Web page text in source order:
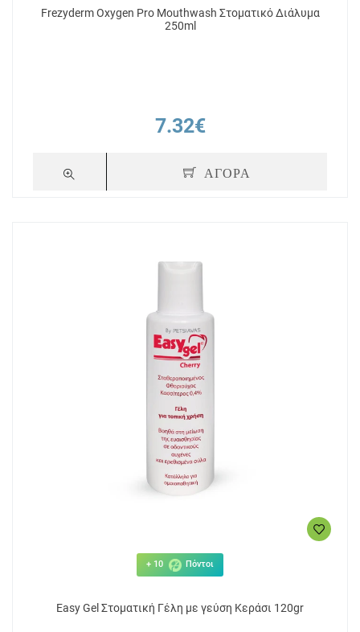
Frezyderm Oxygen Pro Mouthwash Στοματικό Διάλυμα
250ml
7.32€
ΑΓΟΡΑ
+ 10 Πόντοι
Easy Gel Στοματική Γέλη με γεύση Κεράσι 120gr